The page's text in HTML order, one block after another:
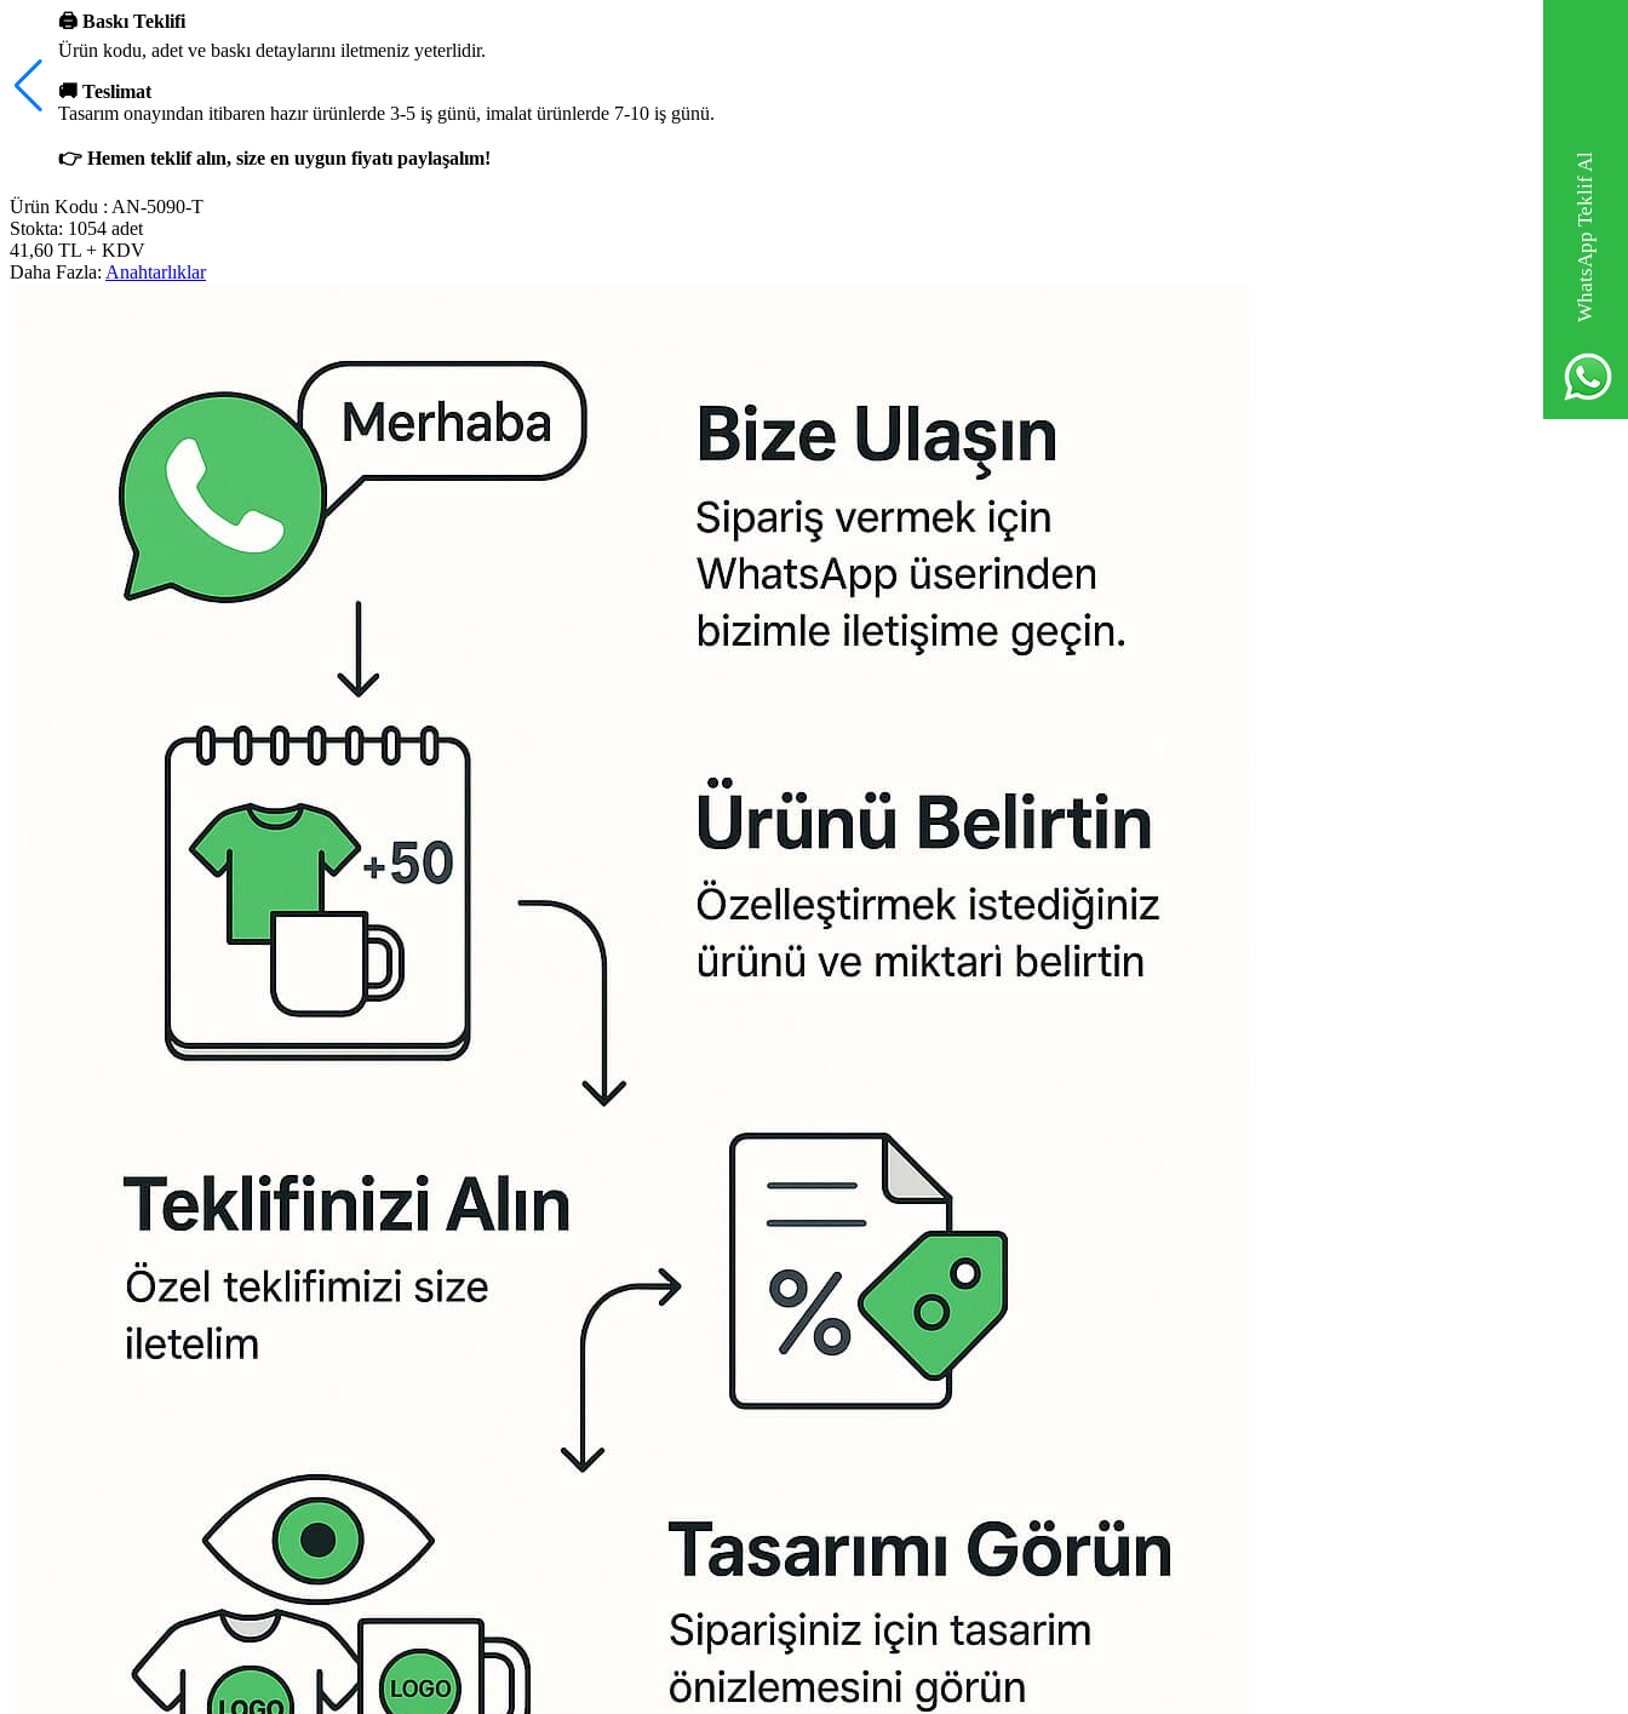
WhatsApp Teklif Al
🖨️ Baskı Teklifi
Ürün kodu, adet ve baskı detaylarını iletmeniz yeterlidir.
🚚 Teslimat
Tasarım onayından itibaren hazır ürünlerde 3-5 iş günü, imalat ürünlerde 7-10 iş günü.
👉 Hemen teklif alın, size en uygun fiyatı paylaşalım!
Ürün Kodu : AN-5090-T
Stokta: 1054 adet
41,60 TL + KDV
Daha Fazla: Anahtarlıklar